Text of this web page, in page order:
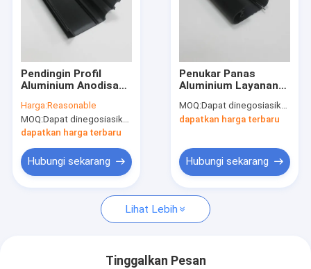
Tentang kami
Tur Pabrik
Kontrol kualitas
Permintaan Penawaran
Heat Sink Profil Aluminium
Pendingin Panas Tempa Dingin
Pendingin Profil
Aluminium Anodisasi
Disesuaikan Untuk
Berbagai Aplikasi
Harga:Reasonable
MOQ:Dapat dinegosiasikan
dapatkan harga terbaru
Hubungi sekarang
Penukar Panas
Aluminium Layanan
Pembuangan Panas
Elektronik
MOQ:Dapat dinegosiasikan
dapatkan harga terbaru
Hubungi sekarang
Lihat Lebih
Tinggalkan Pesan